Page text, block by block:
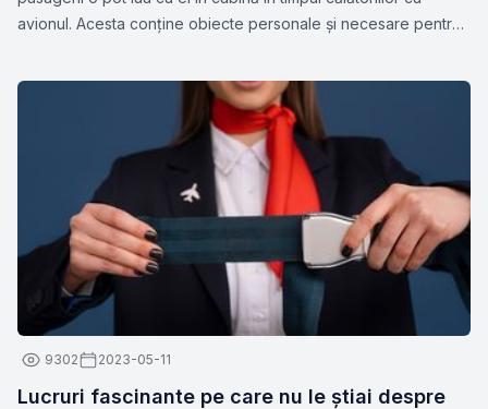
avionul. Acesta conține obiecte personale și necesare pentru
greutatea permise pentru bagajul de mână pot varia în funcție
9302 2023-05-11
Lucruri fascinante pe care nu le știai despre